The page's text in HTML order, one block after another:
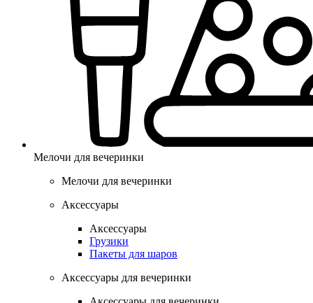
Мелочи для вечеринки
Мелочи для вечеринки
Аксессуары
Аксессуары
Грузики
Пакеты для шаров
Аксессуары для вечеринки